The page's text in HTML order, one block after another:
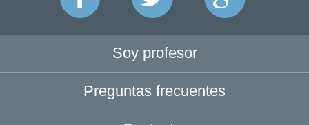
Soy profesor
Preguntas frecuentes